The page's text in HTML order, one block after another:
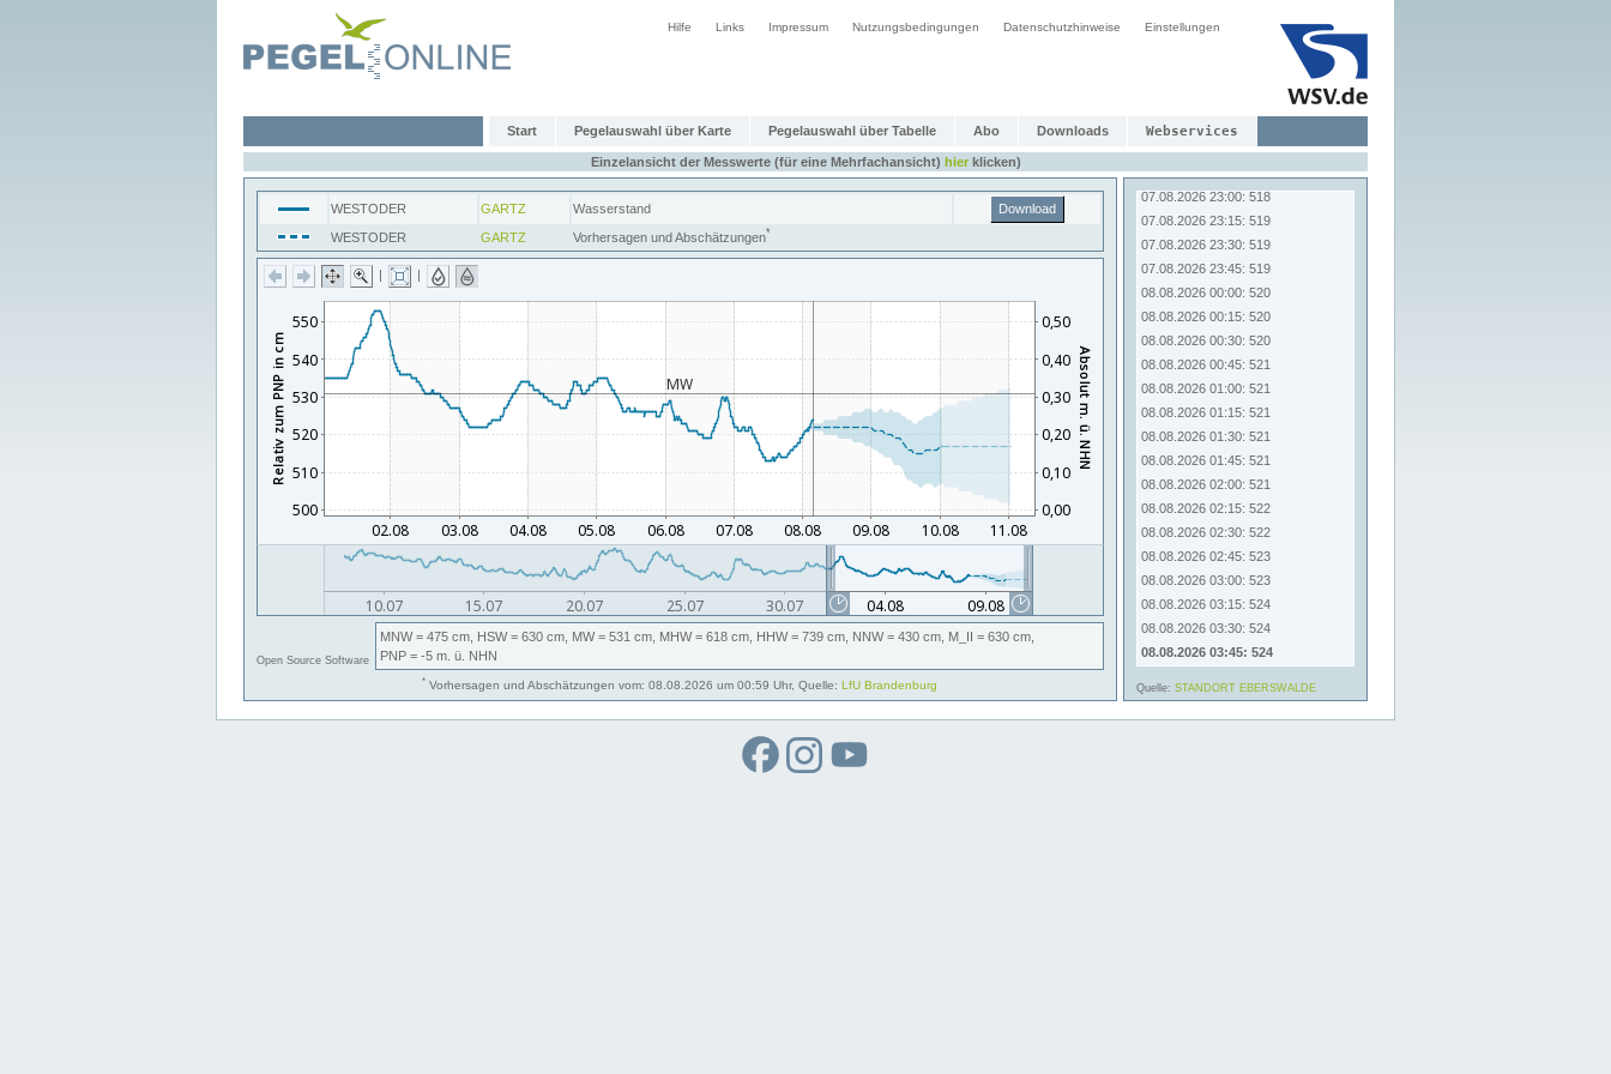
Hilfe Links Impressum Nutzungsbedingungen Datenschutzhinweise Einstellungen
Start Pegelauswahl über Karte Pegelauswahl über Tabelle Abo Downloads Webservices
Einzelansicht der Messwerte (für eine Mehrfachansicht) hierklicken)
WESTODER GARTZ Wasserstand
Download
WESTODER
GARTZ Vorhersagen und Abschätzungen*
| |
Open Source Software
MNW= 475 cm, HSW= 630 cm, MW= 531 cm, MHW= 618 cm, HHW= 739 cm, NNW= 430 cm, M_II = 630 cm,
PNP = -5 m. ü. NHN
*Vorhersagen und Abschätzungen vom: 08.08.2026 um 00:59 Uhr, Quelle: LfU Brandenburg
07.08.2026 21:15: 517
07.08.2026 22:15: 518
07.08.2026 22:30: 518
07.08.2026 22:45: 518
07.08.2026 23:00: 518
07.08.2026 23:15: 519
07.08.2026 23:30: 519
07.08.2026 23:45: 519
08.08.2026 00:00: 520
08.08.2026 00:15: 520
08.08.2026 00:30: 520
08.08.2026 00:45: 521
08.08.2026 01:00: 521
08.08.2026 01:15: 521
08.08.2026 01:30: 521
08.08.2026 01:45: 521
08.08.2026 02:00: 521
08.08.2026 02:15: 522
08.08.2026 02:30: 522
08.08.2026 02:45: 523
08.08.2026 03:00: 523
08.08.2026 03:15: 524
08.08.2026 03:30: 524
08.08.2026 03:45: 524
Quelle: STANDORT EBERSWALDE